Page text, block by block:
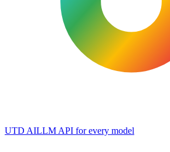
UTD AILLM API for every model